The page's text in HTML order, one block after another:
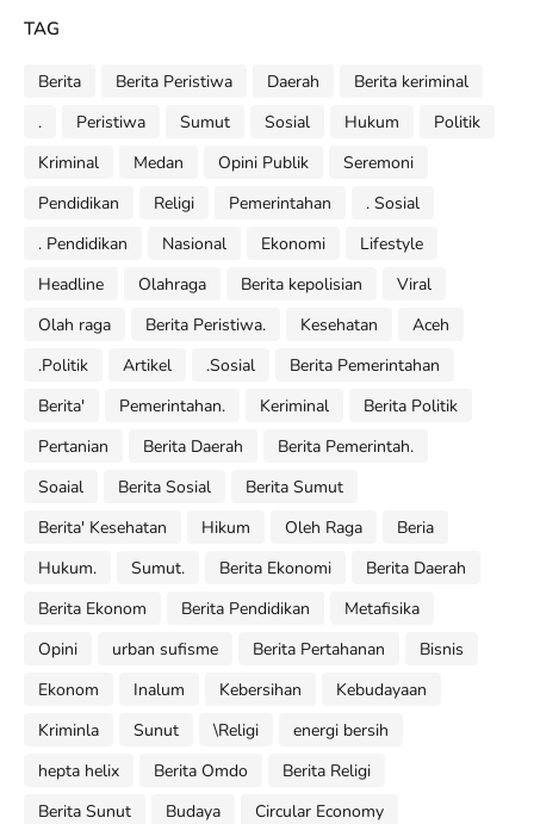
TAG
Berita Berita Peristiwa Daerah
Berita keriminal
.
Peristiwa Sumut Sosial Hukum
Politik
Kriminal
Medan Opini Publik
Seremoni
Pendidikan
Religi Pemerintahan
. Sosial
. Pendidikan
Nasional Ekonomi
Lifestyle
Headline
Olahraga Berita kepolisian
Viral
Olah raga
Berita Peristiwa. Kesehatan
Aceh
.Politik
Artikel .Sosial
Berita Pemerintahan
Berita'
Pemerintahan. Keriminal
Berita Politik
Pertanian
Berita Daerah
Berita Pemerintah.
Soaial
Berita Sosial
Berita Sumut
Berita' Kesehatan
Hikum Oleh Raga
Beria
Hukum.
Sumut. Berita Ekonomi
Berita Daerah
Berita Ekonom
Berita Pendidikan
Metafisika
Opini
urban sufisme Berita Pertahanan
Bisnis
Ekonom
Inalum Kebersihan
Kebudayaan
Kriminla
Sunut \Religi
energi bersih
hepta helix
Berita Omdo
Berita Religi
Berita Sunut
Budaya
Circular Economy